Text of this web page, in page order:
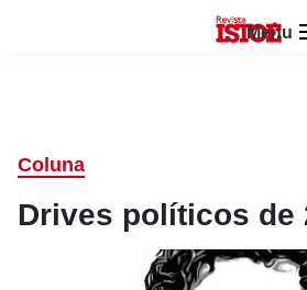
Menu
Coluna
Drives políticos de